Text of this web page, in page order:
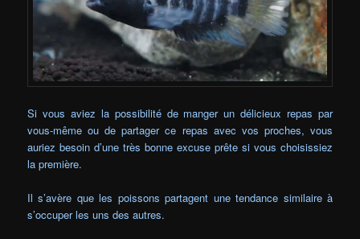
Si vous aviez la possibilité de manger un délicieux repas par
vous-même ou de partager ce repas avec vos proches, vous
auriez besoin d’une très bonne excuse prête si vous choisissiez
la première.
Il s’avère que les poissons partagent une tendance similaire à
s’occuper les uns des autres.